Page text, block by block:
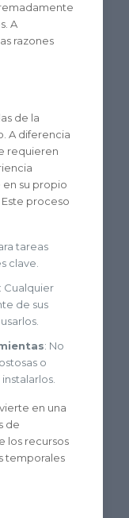
A
razones
de la
A diferencia
requieren
su propio
proceso
tareas
clave.
: Cualquier
de sus
: No
o
en una
de
los recursos
temporales